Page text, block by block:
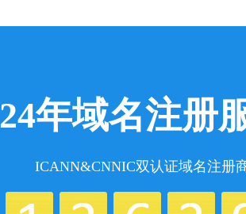
24年域名注册
ICANN&CNNIC双认证域名注册